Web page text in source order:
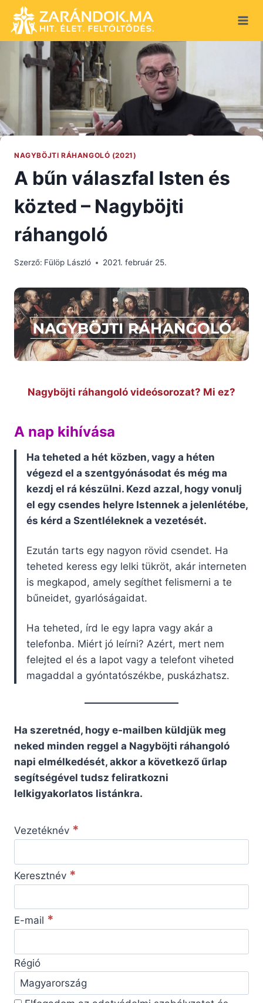
content
NAGYBÖJTI RÁHANGOLÓ (2021)
A bűn válaszfal Isten és
közted – Nagyböjti
ráhangoló
Szerző: Fülöp László 2021. február 25.
Nagyböjti ráhangoló videósorozat? Mi ez?
A nap kihívása
Ha teheted a hét közben, vagy a héten
végezd el a szentgyónásodat és még ma
kezdj el rá készülni. Kezd azzal, hogy vonulj
el egy csendes helyre Istennek a jelenlétébe,
és kérd a Szentléleknek a vezetését.
Ezután tarts egy nagyon rövid csendet. Ha
teheted keress egy lelki tükröt, akár interneten
is megkapod, amely segíthet felismerni a te
bűneidet, gyarlóságaidat.
Ha teheted, írd le egy lapra vagy akár a
telefonba. Miért jó leírni? Azért, mert nem
felejted el és a lapot vagy a telefont viheted
magaddal a gyóntatószékbe, puskázhatsz.
Ha szeretnéd, hogy e-mailben küldjük meg
neked minden reggel a Nagyböjti ráhangoló
napi elmélkedését, akkor a következő űrlap
segítségével tudsz feliratkozni
lelkigyakorlatos listánkra.
Vezetéknév *
Keresztnév *
E-mail *
Régió